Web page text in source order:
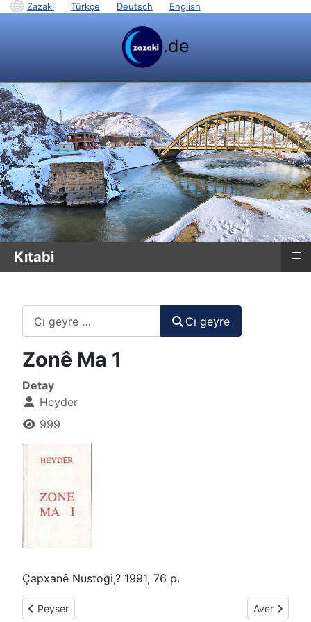
Zazaki Türkçe Deutsch English
.de
Kıtabi ≡
Cı geyre
Zonê Ma 1
Detay
Heyder
999
Çapxanê Nustoği,? 1991, 76 p.
Previous article: Zıwanê Ma Alfaba
Peyser Next article:
Aver